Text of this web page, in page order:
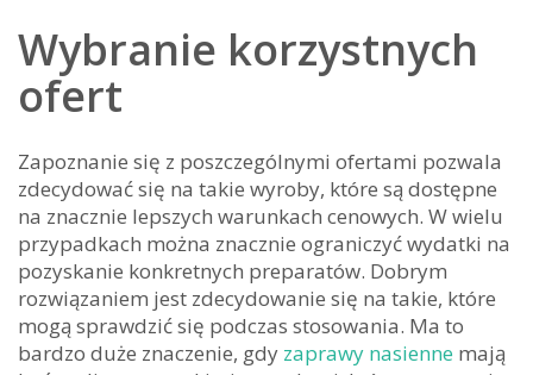
Wybranie korzystnych
ofert
Zapoznanie się z poszczególnymi ofertami pozwala
zdecydować się na takie wyroby, które są dostępne
na znacznie lepszych warunkach cenowych. W wielu
przypadkach można znacznie ograniczyć wydatki na
pozyskanie konkretnych preparatów. Dobrym
rozwiązaniem jest zdecydowanie się na takie, które
mogą sprawdzić się podczas stosowania. Ma to
bardzo duże znaczenie, gdy zaprawy nasienne mają